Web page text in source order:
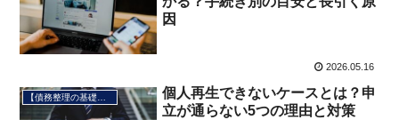
因
2026.05.16
【債務整理の基礎知識】
個人再生できないケースとは？申
立が通らない5つの理由と対策